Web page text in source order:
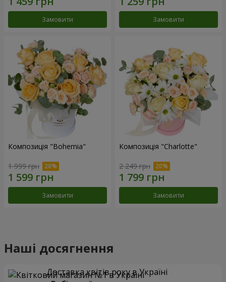
Замовити Замовити
Композиція "Bohemia"
1 999 грн
Замовити
Композиція "Charlotte"
2 249 грн
Замовити
Наші досягнення
Доставка квітів року в Україні